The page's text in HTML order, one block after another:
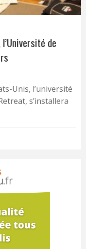
de
Unis, l’université
s’installera